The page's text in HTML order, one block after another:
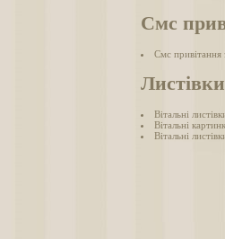
Смс
Смс
Вітальні
Вітальні
Вітальні